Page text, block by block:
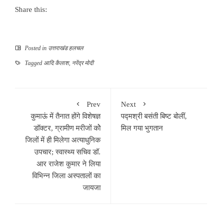
Share this:
Posted in उत्तराखंड हलचल
Tagged आदि कैलाश, नरेंद्र मोदी
Prev
कुमाऊं में तैनात होंगे विशेषज्ञ
डॉक्टर, ग्रामीण मरीजों कोे
जिलों में ही मिलेगा अत्याधुनिक
उपचार; स्वास्थ्य सचिव डॉ.
आर राजेश कुमार ने लिया
विभिन्न जिला अस्पतालों का
जायजा
Next
पद्मश्री बसंती बिष्ट बोलीं,
मिल गया भुगतान